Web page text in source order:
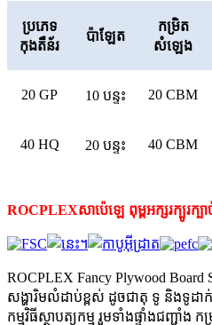
ប្រភេទ
កុងតឺន័រ
ប៉ាឡែត
កម្រិត
សំឡេង
20 GP 10 បន្ទះ 20 CBM
40 HQ 20 បន្ទះ 40 CBM
ROCPLEXសាប៉េឡេ ពុម្ពអក្សរក្បូរក្បា
ROCPLEX Fancy Plywood Board
សង្ហារិមលំដាប់ខ្ពស់ ដូចជាតុ ទូ និងទូដាក់
កម្មវិធីស្ថាបត្យកម្ម រួមទាំងផ្ទាំងជញ្ជាំង